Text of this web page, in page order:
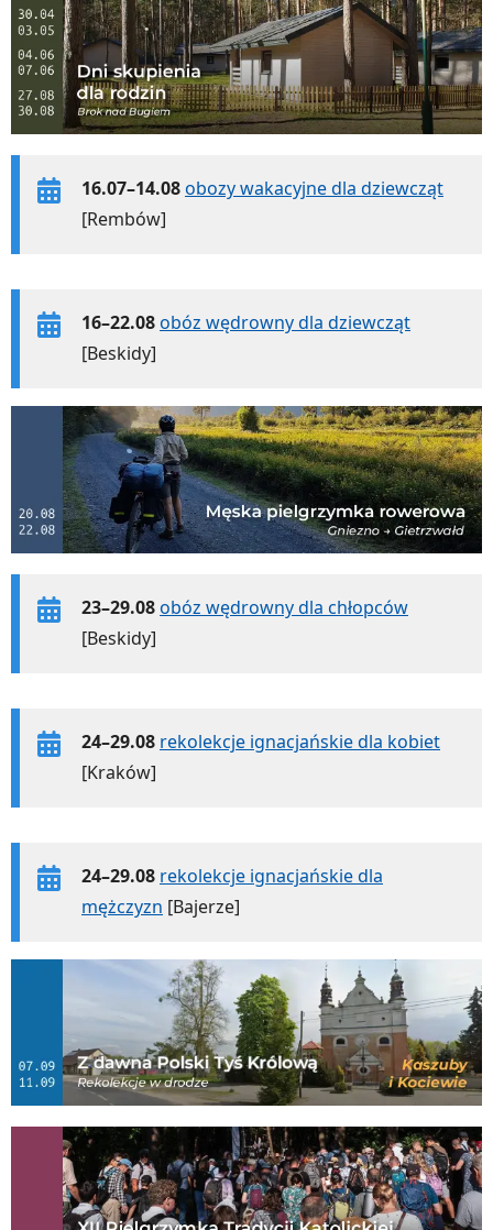
16.07–14.08obozy wakacyjne dla dziewcząt
[Rembów]
16–22.08obóz wędrowny dla dziewcząt
[Beskidy]
23–29.08obóz wędrowny dla chłopców
[Beskidy]
24–29.08 rekolekcje ignacjańskie dla kobiet
[Kraków]
24–29.08 rekolekcje ignacjańskie dla
mężczyzn [Bajerze]